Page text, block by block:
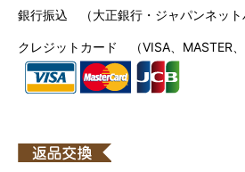
銀行振込 （大正銀行・ジャパンネット
クレジットカード （VISA、MASTER、